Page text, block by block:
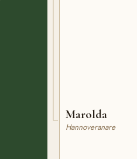
Marolda
Hannoveranare